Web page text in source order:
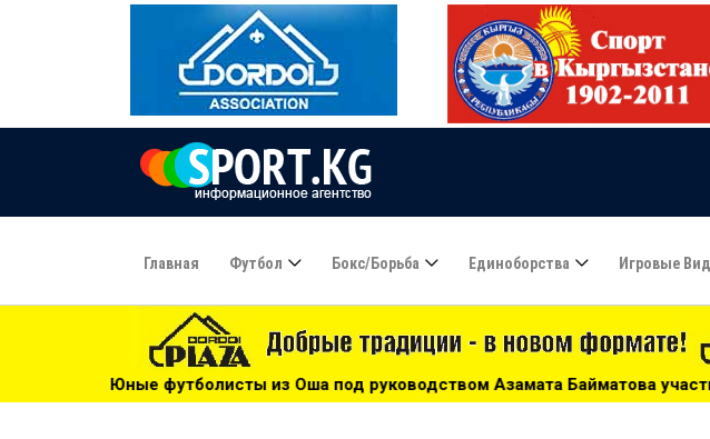
Главная Футбол Бокс/борьба Единоборства Игровые
из Оша под руководством Азамата Байматова участвуют в турнире в